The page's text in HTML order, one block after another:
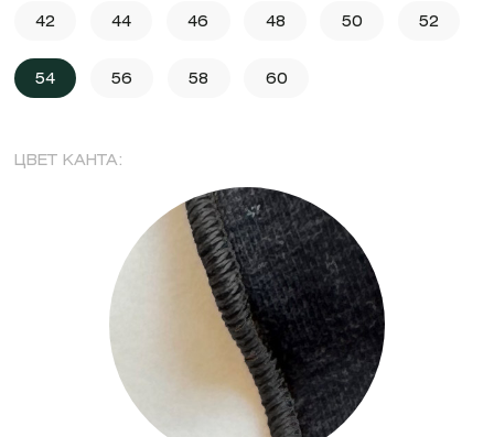
42 44 46 48 50 52
54 56 58 60
ЦВЕТ КАНТА: